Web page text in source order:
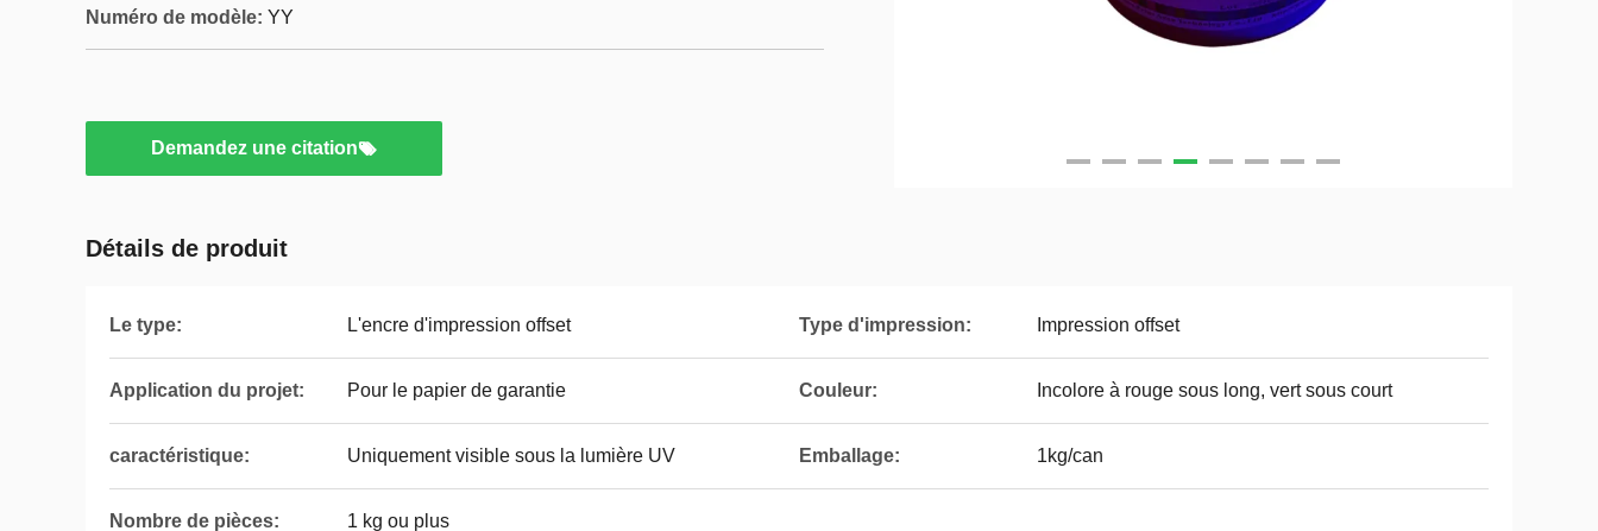
Numéro de modèle: YY
Demandez une citation
Détails de produit
Le type: L'encre d'impression offset Type d'impression: Impression offset
Application du projet: Pour le papier de garantie Couleur: Incolore à rouge sous long, vert sous court
caractéristique: Uniquement visible sous la lumière UV Emballage: 1kg/can
Nombre de pièces: 1 kg ou plus